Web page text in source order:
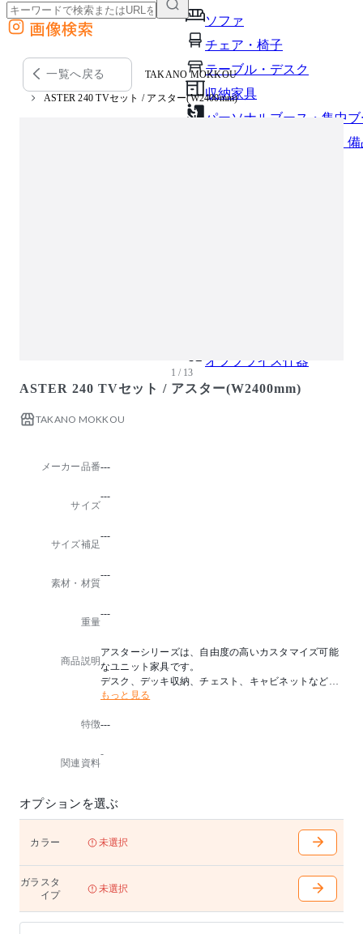
ソファ
チェア・椅子
テーブル・デスク
収納家具
パーソナルブース・集中
オフィスアクセサリー・
オフプライス什器
外部サイトの商品をカートに追加
他のサイトで見つけた商品ページのURLを貼り付けて、カートに追加できます
画像検索
一覧へ戻る TAKANO MOKKOU
ASTER 240 TVセット / アスター(W2400mm)
1 / 13
ASTER 240 TVセット / アスター(W2400mm)
TAKANO MOKKOU
メーカー品番---
サイズ
---
サイズ補足
---
素材・材質
---
重量
---
商品説明
アスターシリーズは、自由度の高いカスタマイズ可能
なユニット家具です。
デスク、デッキ収納、チェスト、キャビネットなどの
アイテムを組合せるだけで、ライフスタイルや用途に
60TVチェスト×2・120TVガラス扉・天板突板240
ガラス：+14,000円(税込)
黒ガラス・磨り調フィルムガラス・突板ガラスからお
※ガラスは締めたままでもリモコン操作可能です。（
もっと見る
特徴---
関連資料
-
オプションを選ぶ
カラー 未選択
ガラスタ
イプ
未選択